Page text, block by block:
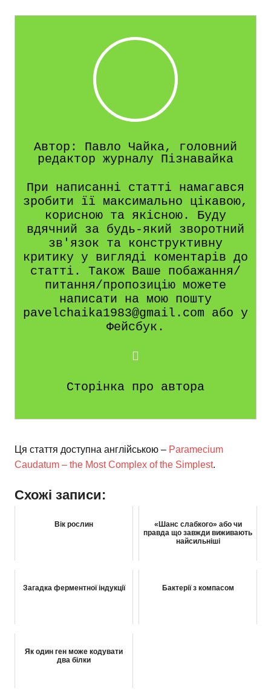
Автор: Павло Чайка, головний
редактор журналу Пізнавайка
При написанні статті намагався
зробити її максимально цікавою,
корисною та якісною. Буду
вдячний за будь-який зворотний
зв'язок та конструктивну
критику у вигляді коментарів до
статті. Також Ваше побажання/
питання/пропозицію можете
написати на мою пошту
pavelchaika1983@gmail.com або у
Фейсбук.
Сторінка про автора
Ця стаття доступна англійською – Paramecium
Caudatum – the Most Complex of the Simplest.
Схожі записи:
Вік рослин
«Шанс слабкого» або чи
правда що завжди виживають
найсильніші
Загадка ферментної індукції Бактерії з компасом
Як один ген може кодувати
два білки